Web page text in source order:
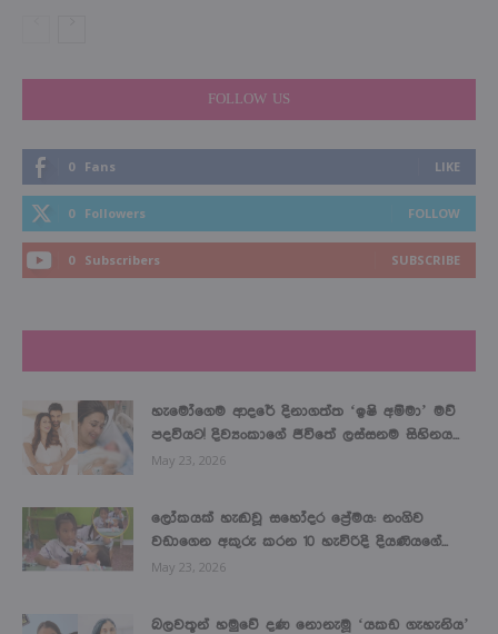
FOLLOW US
0 Fans LIKE
0 Followers FOLLOW
0 Subscribers SUBSCRIBE
හැමෝගෙම ආදරේ දිනාගත්ත ‘ඉෂි අම්මා’ මව්
පදවියට! දිව්‍යංකාගේ ජීවිතේ ලස්සනම සිහිනය...
May 23, 2026
ලෝකයක් හැඬවූ සහෝදර ප්‍රේමය: නංගිව
වඩාගෙන අකුරු කරන 10 හැවිරිදි දියණියගේ...
May 23, 2026
බලවතූන් හමුවේ දණ නොනැමූ ‘යකඩ ගැහැනිය’